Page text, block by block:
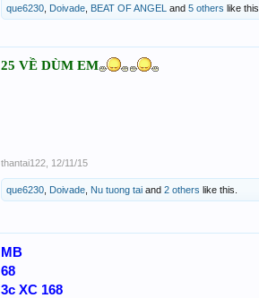
que6230 Doivade BEAT OF ANGEL and 5 others like this.
25 VỀ DÙM EM
thantai122 12/11/15
que6230 Doivade Nu tuong tai and 2 others like this.
MB
68
3c XC 168